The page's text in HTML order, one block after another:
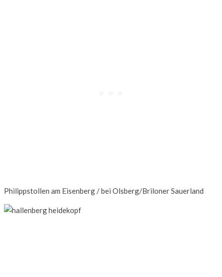
Philippstollen am Eisenberg / bei Olsberg/Briloner Sauerland